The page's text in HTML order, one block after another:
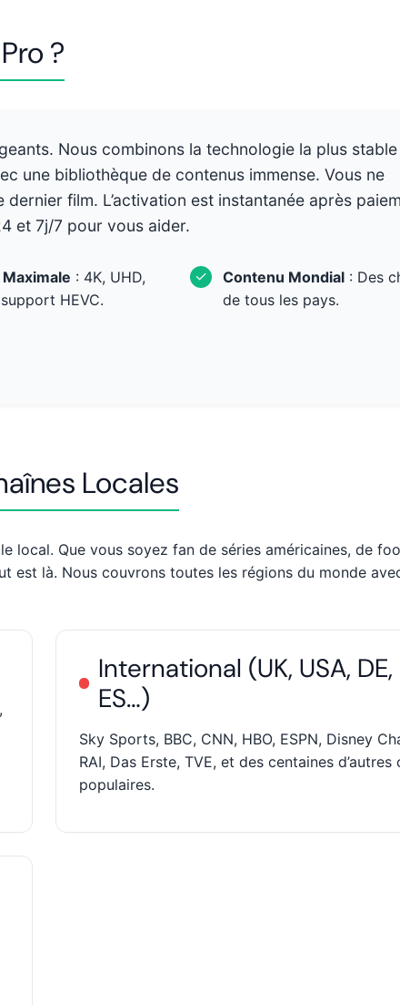
?
Nous combinons la technologie la plus stable
une bibliothèque de contenus immense. Vous ne
film. L’activation est instantanée après
et 7j/7 pour vous aider.
: 4K, UHD,
HEVC.
✓ Contenu Mondial : Des
de tous les pays.
Locales
local. Que vous soyez fan de séries américaines, de
est là. Nous couvrons toutes les régions du monde
International (UK, USA, DE,
ES…)
Sky Sports, BBC, CNN, HBO, ESPN, Disney
RAI, Das Erste, TVE, et des centaines d’autres
populaires.